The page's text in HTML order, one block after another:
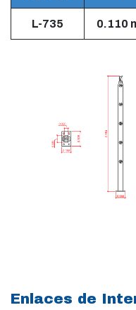
L-735 0.110
Enlaces de